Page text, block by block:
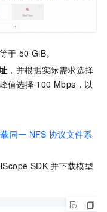
于 50 GiB。
，并根据实际需求选择
值选择 100 Mbps，以
同一 NFS 协议文件系
SDK 并下载模型